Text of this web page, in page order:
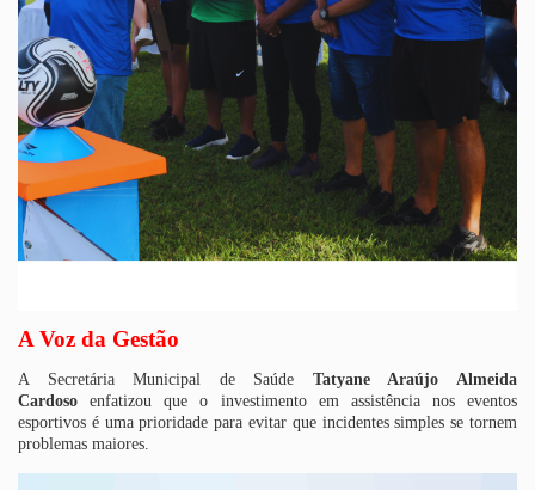
A Voz da Gestão
A Secretária Municipal de Saúde Tatyane Araújo Almeida
Cardoso enfatizou que o investimento em assistência nos eventos
esportivos é uma prioridade para evitar que incidentes simples se tornem
problemas maiores.